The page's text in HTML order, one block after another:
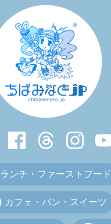
ランチ・ファーストフード
カフェ・パン・スイーツ